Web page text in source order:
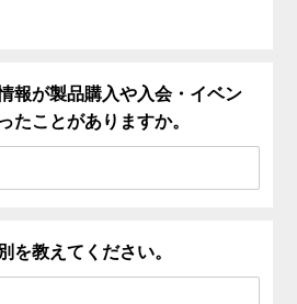
報が製品購入や入会・イベン
たことがありますか。
を教えてください。